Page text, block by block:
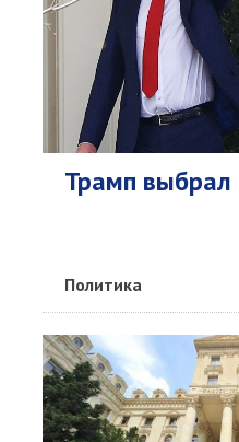
Трамп выбрал
Политика